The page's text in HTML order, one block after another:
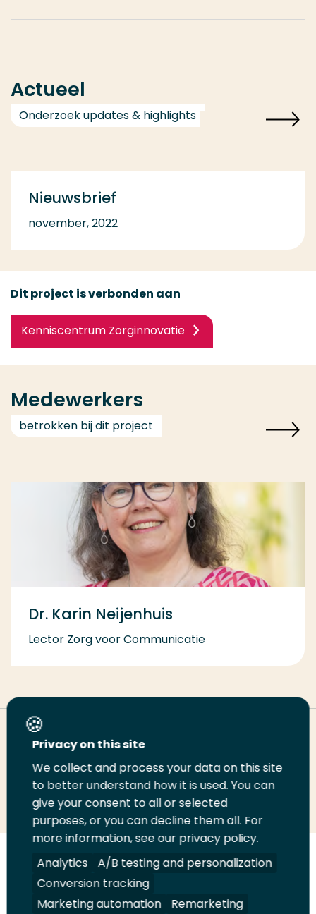
Actueel
Onderzoek updates & highlights
Nieuwsbrief
november, 2022
Dit project is verbonden aan
Kenniscentrum Zorginnovatie
Medewerkers
betrokken bij dit project
Dr. Karin Neijenhuis
Lector Zorg voor Communicatie
Deel deze pagina
Deel
LinkedIn
Deel
op
Twitter
Deel
op
Facebook
Email
deze
pagina
Print
deze
pagina
Volg
ons
op
Volg
ons
op
Volg
ons
op
Volg
ons
op
Juridisch Security A-Z Index Contact
Privacy on this site
We collect and process your data on this site
to better understand how it is used. You can
give your consent to all or selected
purposes, or you can decline them all. For
more information, see our privacy policy.
Analytics
A/B testing and personalization
Conversion tracking
Marketing automation
Remarketing